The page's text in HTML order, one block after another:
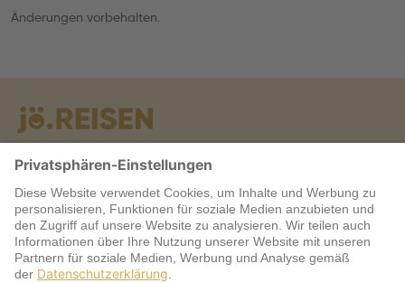
Änderungen vorbehalten.
Warum jö?
Service